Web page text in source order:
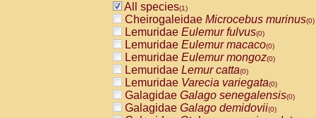
All species(1)
Cheirogaleidae Microcebus murinus(0)
Lemuridae Eulemur fulvus(0)
Lemuridae Eulemur macaco(0)
Lemuridae Eulemur mongoz(0)
Lemuridae Lemur catta(0)
Lemuridae Varecia variegata(0)
Galagidae Galago senegalensis(0)
Galagidae Galago demidovii(0)